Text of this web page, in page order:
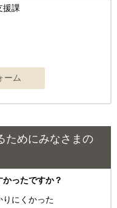
援課
ためにみなさまの
ったですか？
りにくかった